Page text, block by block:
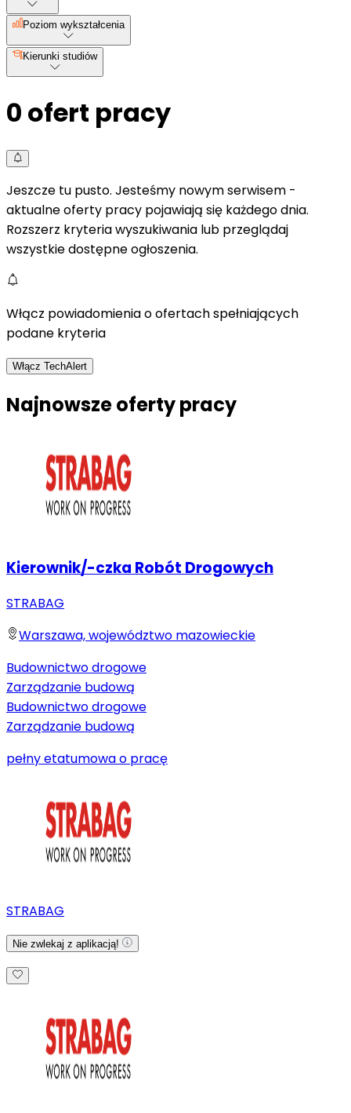
Poziom wykształcenia
Kierunki studiów
0 ofert pracy
Jeszcze tu pusto. Jesteśmy nowym serwisem -
aktualne oferty pracy pojawiają się każdego dnia.
Rozszerz kryteria wyszukiwania lub przeglądaj
wszystkie dostępne ogłoszenia.
Włącz powiadomienia o ofertach spełniających
podane kryteria
Włącz TechAlert
Najnowsze oferty pracy
Kierownik/-czka Robót Drogowych
STRABAG
Warszawa, województwo mazowieckie
Budownictwo drogowe
Zarządzanie budową
Budownictwo drogowe
Zarządzanie budową
pełny etatumowa o pracę
STRABAG
Nie zwlekaj z aplikacją!